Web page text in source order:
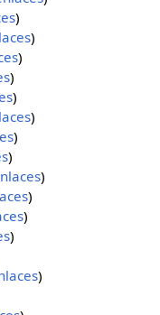
)
)
)
)
)
)
)
)
)
)
)
)
)